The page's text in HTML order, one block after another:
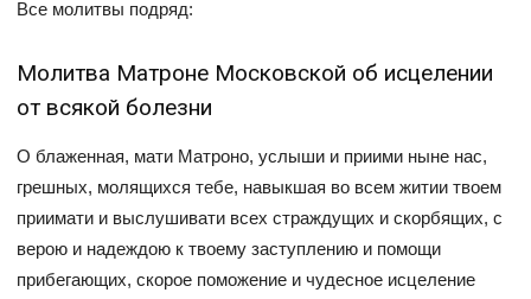
Все молитвы подряд:
Молитва Матроне Московской об исцелении
от всякой болезни
О блаженная, мати Матроно, услыши и приими ныне нас,
грешных, молящихся тебе, навыкшая во всем житии твоем
приимати и выслушивати всех страждущих и скорбящих, с
верою и надеждою к твоему заступлению и помощи
прибегающих, скорое поможение и чудесное исцеление